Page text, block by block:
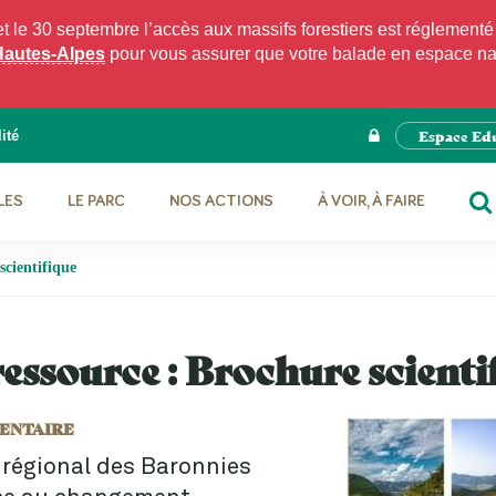
30 septembre l’accès aux massifs forestiers est
Alpes pour vous assurer que votre balade en espace
Espace
LE PARC NOS ACTIONS
À VOIR, À FAIRE
:Brochure
des Baronnies